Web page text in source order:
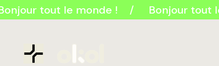
tout le monde ! Bonjour tout